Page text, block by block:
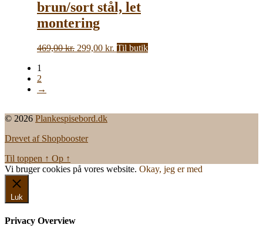
brun/sort stål, let
montering
469,00kr. Den
299,00 kr. Den
Til butik
1
2
→
© 2026 Plankespisebord.dk
Drevet af Shopbooster
Til toppen ↑ Op ↑
Vi bruger cookies på vores website. Okay, jeg er med
Luk
Privacy Overview